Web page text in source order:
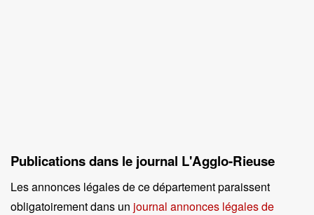
Publications dans le journal L'Agglo-Rieuse
Les annonces légales de ce département paraissent
obligatoirement dans un journal annonces légales de